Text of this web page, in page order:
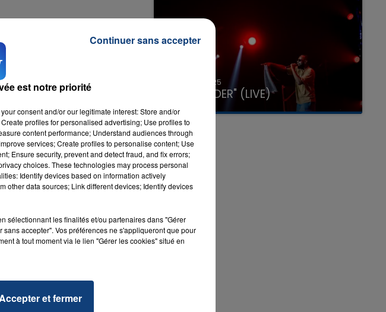
31 janvier 2025
GIMS "SPIDER" (LIVE)
est notre priorité
consent and/or our legitimate interest: Store and/or
profiles for personalised advertising; Use profiles to
content performance; Understand audiences through
services; Create profiles to personalise content; Use
Ensure security, prevent and detect fraud, and fix errors;
choices. These technologies may process personal
Identify devices based on information actively
other data sources; Link different devices; Identify devices
sélectionnant les finalités et/ou partenaires dans "Gérer
accepter". Vos préférences ne s'appliqueront que pour
à tout moment via le lien "Gérer les cookies" situé en
Accepter et fermer
Continuer sans accepter